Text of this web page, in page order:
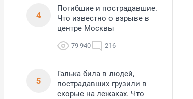
4
Погибшие и пострадавшие.
Что известно о взрыве в
центре Москвы
79 940 216
5
Галька била в людей,
пострадавших грузили в
скорые на лежаках. Что